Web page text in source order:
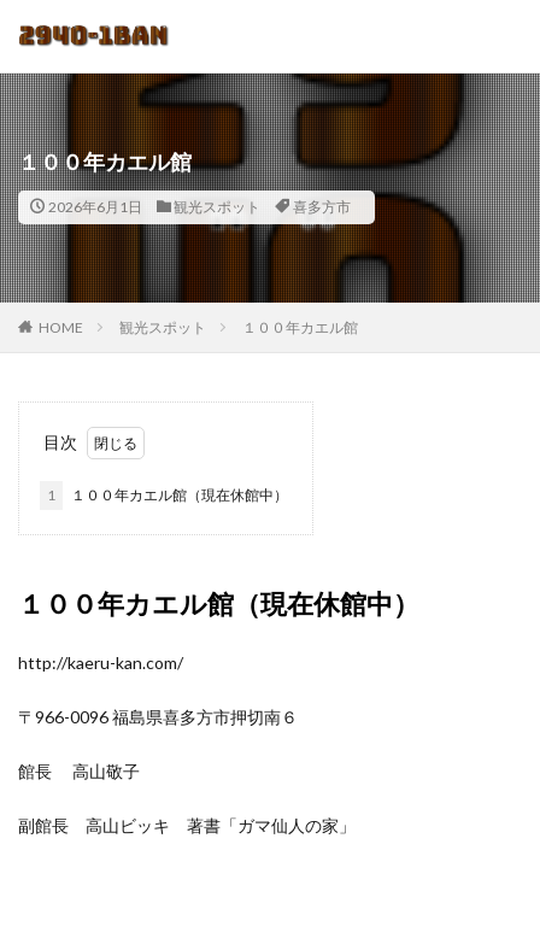
１００年カエル館
2026年6月1日 観光スポット 喜多方市
HOME 観光スポット １００年カエル館
目次
1 １００年カエル館（現在休館中）
１００年カエル館（現在休館中）
http://kaeru-kan.com/
〒966-0096 福島県喜多方市押切南６
館長 高山敬子
副館長 高山ビッキ 著書「ガマ仙人の家」